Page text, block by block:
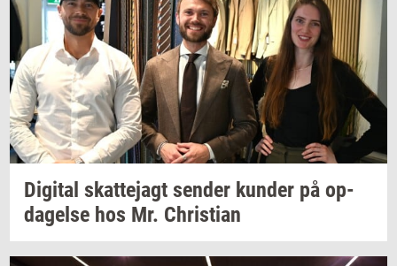
Di­gi­tal skat­tej­agt sen­der kun­der på op­
da­gel­se hos Mr. Chri­sti­an